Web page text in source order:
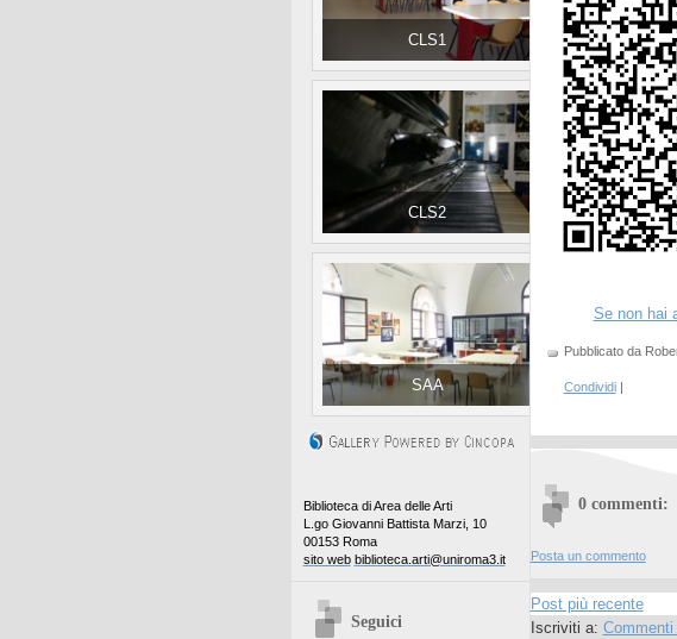
CLS1
CLS2
SAA
Biblioteca di Area delle Arti
L.go Giovanni Battista Marzi, 10
00153 Roma
sito web biblioteca.arti@uniroma3.it
Seguici
Se non hai
Pubblicato da
Condividi |
0 commenti:
Posta un commento
Post più recente
Iscriviti a: